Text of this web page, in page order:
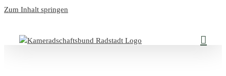
Zum Inhalt springen